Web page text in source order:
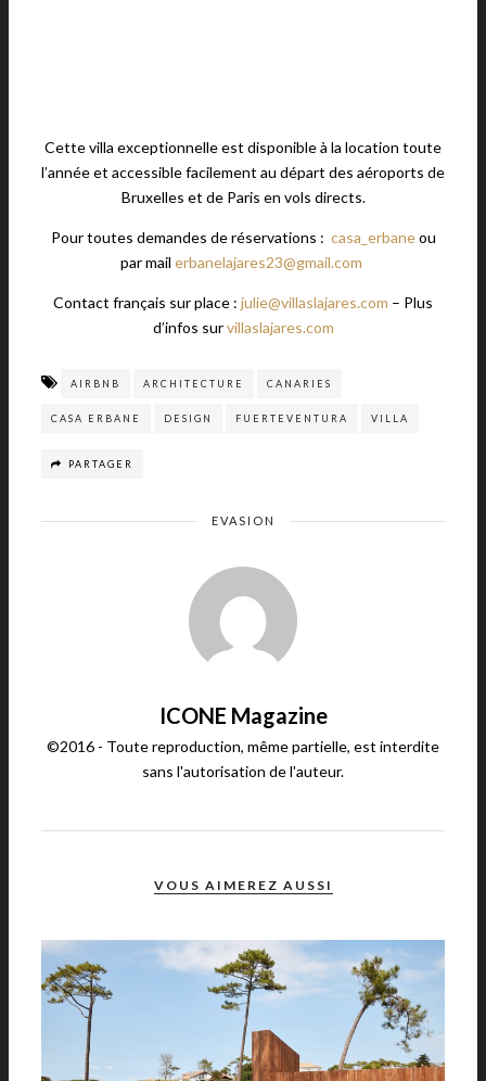
Cette villa exceptionnelle est disponible à la location toute
l’année et accessible facilement au départ des aéroports de
Bruxelles et de Paris en vols directs.
Pour toutes demandes de réservations : casa_erbaneou
par mail erbanelajares23@gmail.com
Contact français sur place : julie@villaslajares.com – Plus
d’infos survillaslajares.com
AIRBNB ARCHITECTURE CANARIES
CASA ERBANE DESIGN FUERTEVENTURA VILLA
PARTAGER
EVASION
ICONE Magazine
©2016 - Toute reproduction, même partielle, est interdite
sans l'autorisation de l'auteur.
VOUS AIMEREZ AUSSI